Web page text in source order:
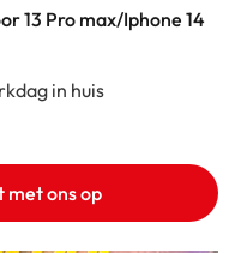
13 Pro max/Iphone 14
in huis
met ons op